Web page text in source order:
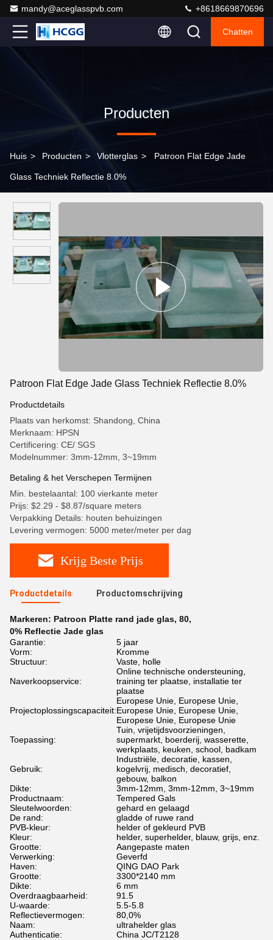
mandy@aceglasspvb.com +8618669870696
Chatten
Producten
Huis > Producten > Vlotterglas > Patroon Flat Edge Jade
Glass Techniek Reflectie 8.0%
Patroon Flat Edge Jade Glass Techniek Reflectie 8.0%
Productdetails
Plaats van herkomst: Shandong, China
Merknaam: HPSN
Certificering: CE/ SGS
Modelnummer: 3mm-12mm, 3~19mm
Betaling & het Verschepen Termijnen
Min. bestelaantal: 100 vierkante meter
Prijs: $2.29 - $8.87/square meters
Verpakking Details: houten behuizingen
Levering vermogen: 5000 meter/meter per dag
Krijg Beste Prijs
Productdetails Productomschrijving
Markeren: Patroon Platte rand jade glas, 80,
0% Reflectie Jade glas
Garantie:
5 jaar
Vorm:
Kromme
Structuur:
Vaste, holle
Naverkoopservice:
Online technische ondersteuning,
training ter plaatse, installatie ter
plaatse
Projectoplossingscapaciteit:
Europese Unie, Europese Unie,
Europese Unie, Europese Unie,
Europese Unie, Europese Unie
Toepassing:
Tuin, vrijetijdsvoorzieningen,
supermarkt, boerderij, wasserette,
werkplaats, keuken, school, badkam
Gebruik:
Industriële, decoratie, kassen,
kogelvrij, medisch, decoratief,
gebouw, balkon
Dikte:
3mm-12mm, 3mm-12mm, 3~19mm
Productnaam:
Tempered Gals
Sleutelwoorden:
gehard en gelaagd
De rand:
gladde of ruwe rand
PVB-kleur:
helder of gekleurd PVB
Kleur:
helder, superhelder, blauw, grijs, enz.
Grootte:
Aangepaste maten
Verwerking:
Geverfd
Haven:
QING DAO Park
Grootte:
3300*2140 mm
Dikte:
6 mm
Overdraagbaarheid:
91.5
U-waarde:
5.5-5.8
Reflectievermogen:
80,0%
Naam:
ultrahelder glas
Authenticatie:
China JC/T2128